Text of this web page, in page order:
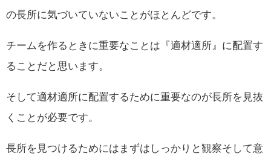
の長所に気づいていないことがほとんどです。
チームを作るときに重要なことは『適材適所』に配置す
ることだと思います。
そして適材適所に配置するために重要なのが長所を見抜
くことが必要です。
長所を見つけるためにはまずはしっかりと観察そして意